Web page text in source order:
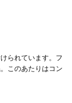
られています。フ
このあたりはコン